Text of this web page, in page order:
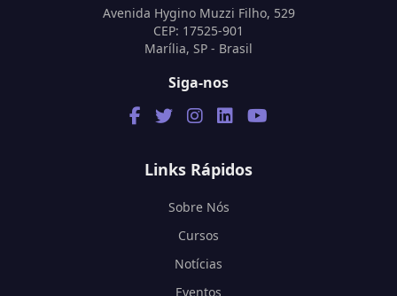
Avenida Hygino Muzzi Filho, 529
CEP: 17525-901
Marília, SP - Brasil
Siga-nos
Links Rápidos
Sobre Nós
Cursos
Notícias
Eventos